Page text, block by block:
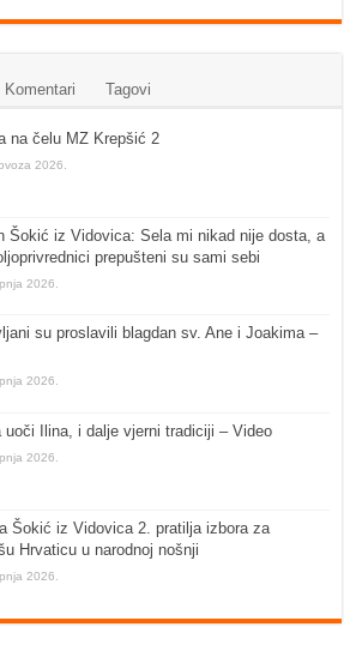
Komentari Tagovi
na čelu MZ Krepšić 2
2026.
Šokić iz Vidovica: Sela mi nikad nije dosta, a
prepušteni su sami sebi
2026.
su proslavili blagdan sv. Ane i Joakima –
2026.
uoči Ilina, i dalje vjerni tradiciji – Video
2026.
Šokić iz Vidovica 2. pratilja izbora za
Hrvaticu u narodnoj nošnji
2026.